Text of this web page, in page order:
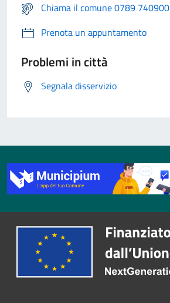
Chiama il comune 0789 740900
Prenota un appuntamento
Problemi in città
Segnala disservizio